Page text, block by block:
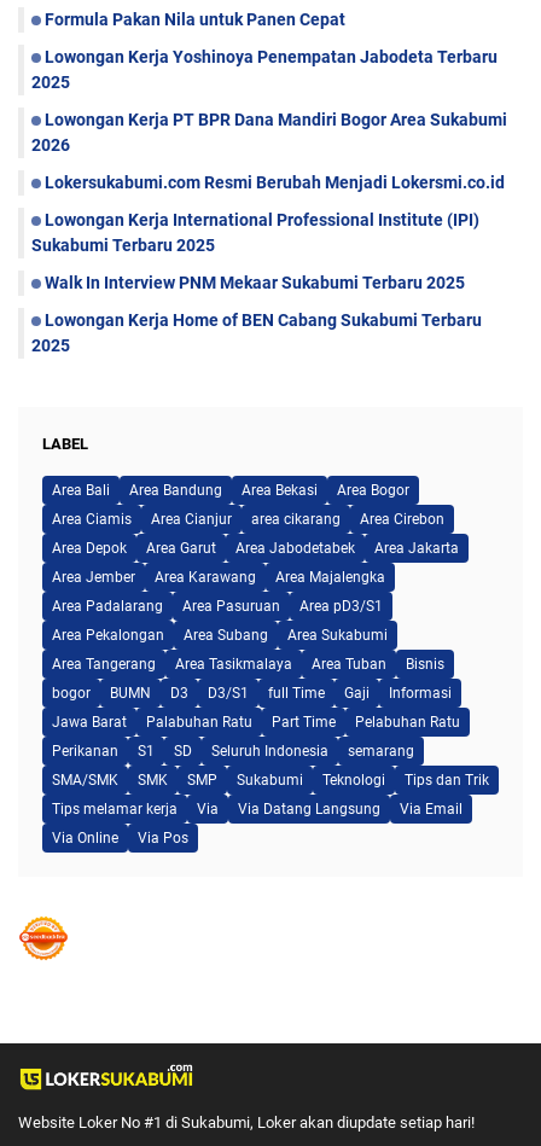
Formula Pakan Nila untuk Panen Cepat
Lowongan Kerja Yoshinoya Penempatan Jabodeta Terbaru
2025
Lowongan Kerja PT BPR Dana Mandiri Bogor Area Sukabumi
2026
Lokersukabumi.com Resmi Berubah Menjadi Lokersmi.co.id
Lowongan Kerja International Professional Institute (IPI)
Sukabumi Terbaru 2025
Walk In Interview PNM Mekaar Sukabumi Terbaru 2025
Lowongan Kerja Home of BEN Cabang Sukabumi Terbaru
2025
LABEL
Area Bali Area Bandung Area Bekasi
Area Bogor
Area Ciamis
Area Cianjur area cikarang
Area Cirebon
Area Depok
Area Garut Area Jabodetabek
Area Jakarta
Area Jember
Area Karawang
Area Majalengka
Area Padalarang
Area Pasuruan
Area pD3/S1
Area Pekalongan
Area Subang
Area Sukabumi
Area Tangerang
Area Tasikmalaya Area Tuban
Bisnis
bogor
BUMN D3 D3/S1 full Time Gaji
Informasi
Jawa Barat
Palabuhan Ratu Part Time
Pelabuhan Ratu
Perikanan
S1 SD Seluruh Indonesia
semarang
SMA/SMK
SMK SMP Sukabumi Teknologi
Tips dan Trik
Tips melamar kerja
Via Via Datang Langsung
Via Email
Via Online
Via Pos
Website Loker No #1 di Sukabumi, Loker akan diupdate setiap hari!